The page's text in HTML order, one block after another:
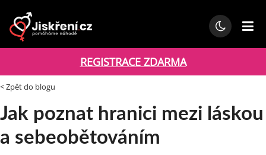
REGISTRACE ZDARMA
< Zpět do blogu
Jak poznat hranici mezi láskou
a sebeobětováním